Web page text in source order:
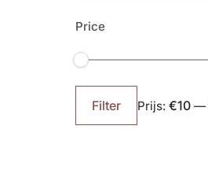
Price
Min.
prijs
Max.
prijsFilter Prijs: €10—